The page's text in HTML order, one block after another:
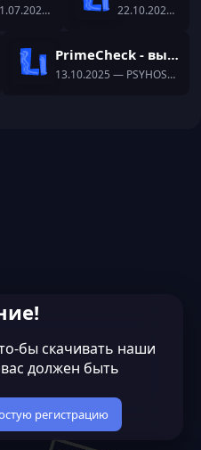
— PSYHOSTABILNIY
22.10.2025 —
PrimeCheck - вызови игрока на проверку читов
13.10.2025 — PSYHOSTABILNIY
бы скачивать наши
должен быть
регистрацию